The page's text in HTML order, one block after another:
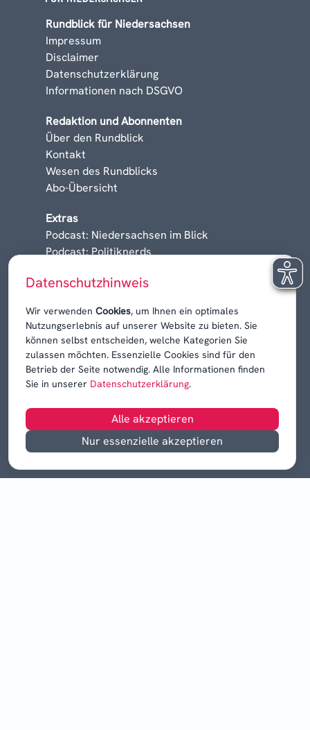
Datenschutzhinweis
Wir verwenden Cookies, um Ihnen ein optimales
Nutzungserlebnis auf unserer Website zu bieten. Sie
können selbst entscheiden, welche Kategorien Sie
zulassen möchten. Essenzielle Cookies sind für den
Betrieb der Seite notwendig. Alle Informationen finden
Sie in unserer Datenschutzerklärung.
Alle akzeptieren
Nur essenzielle akzeptieren
Rundblick für Niedersachsen
Impressum
Disclaimer
Datenschutzerklärung
Informationen nach DSGVO
Redaktion und Abonnenten
Über den Rundblick
Kontakt
Wesen des Rundblicks
Abo-Übersicht
Extras
Podcast: Niedersachsen im Blick
Podcast: Politiknerds
Karrieren, Krisen & Kontroversen